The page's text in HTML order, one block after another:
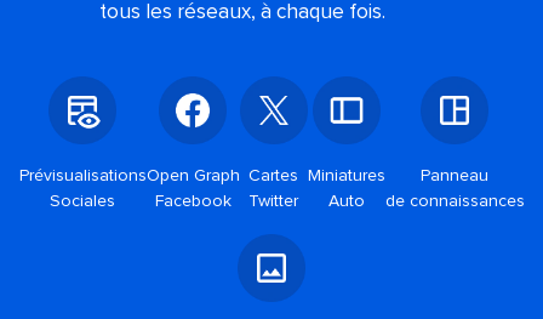
tous les réseaux, à chaque fois.
Prévisualisations
Sociales
Open Graph
Facebook
Cartes
Twitter
Miniatures
Auto
Panneau
de connaissances